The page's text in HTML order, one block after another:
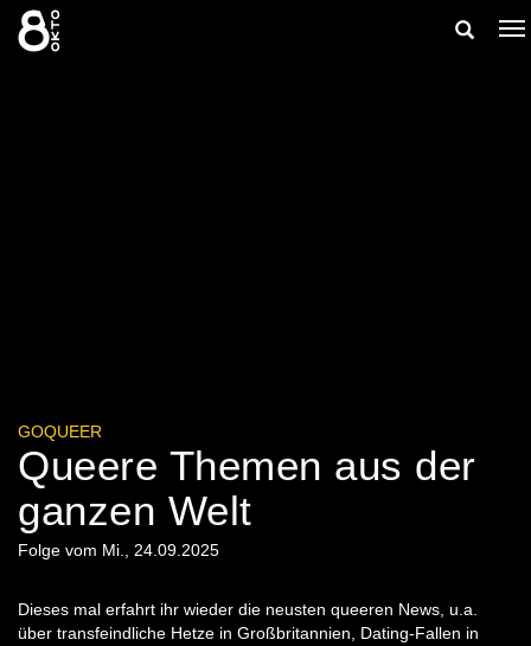
Zum
Inhalt
springen
Suche
GOQUEER
Queere Themen aus der
ganzen Welt
Folge vom Mi., 24.09.2025
Dieses mal erfahrt ihr wieder die neusten queeren News, u.a.
über transfeindliche Hetze in Großbritannien, Dating-Fallen in